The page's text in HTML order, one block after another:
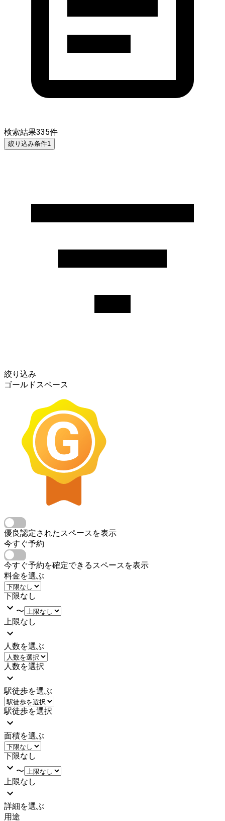
検索結果335件
絞り込み条件1
絞り込み
ゴールドスペース
優良認定されたスペースを表示
今すぐ予約
今すぐ予約を確定できるスペースを表示
料金を選ぶ
下限なし
〜
上限なし
人数を選ぶ
人数を選択
駅徒歩を選ぶ
駅徒歩を選択
面積を選ぶ
下限なし
〜
上限なし
詳細を選ぶ
用途